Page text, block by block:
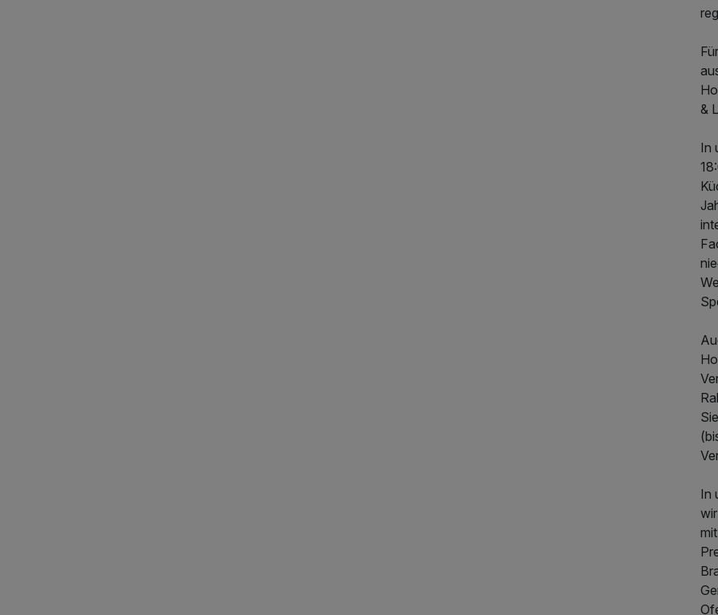
&
In
In